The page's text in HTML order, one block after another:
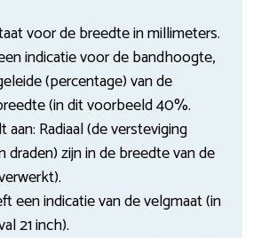
voor de breedte in millimeters.
indicatie voor de bandhoogte,
(percentage) van de
(in dit voorbeeld 40%.
aan: Radiaal (de versteviging
draden) zijn in de breedte van de
een indicatie van de velgmaat (in
21 inch).